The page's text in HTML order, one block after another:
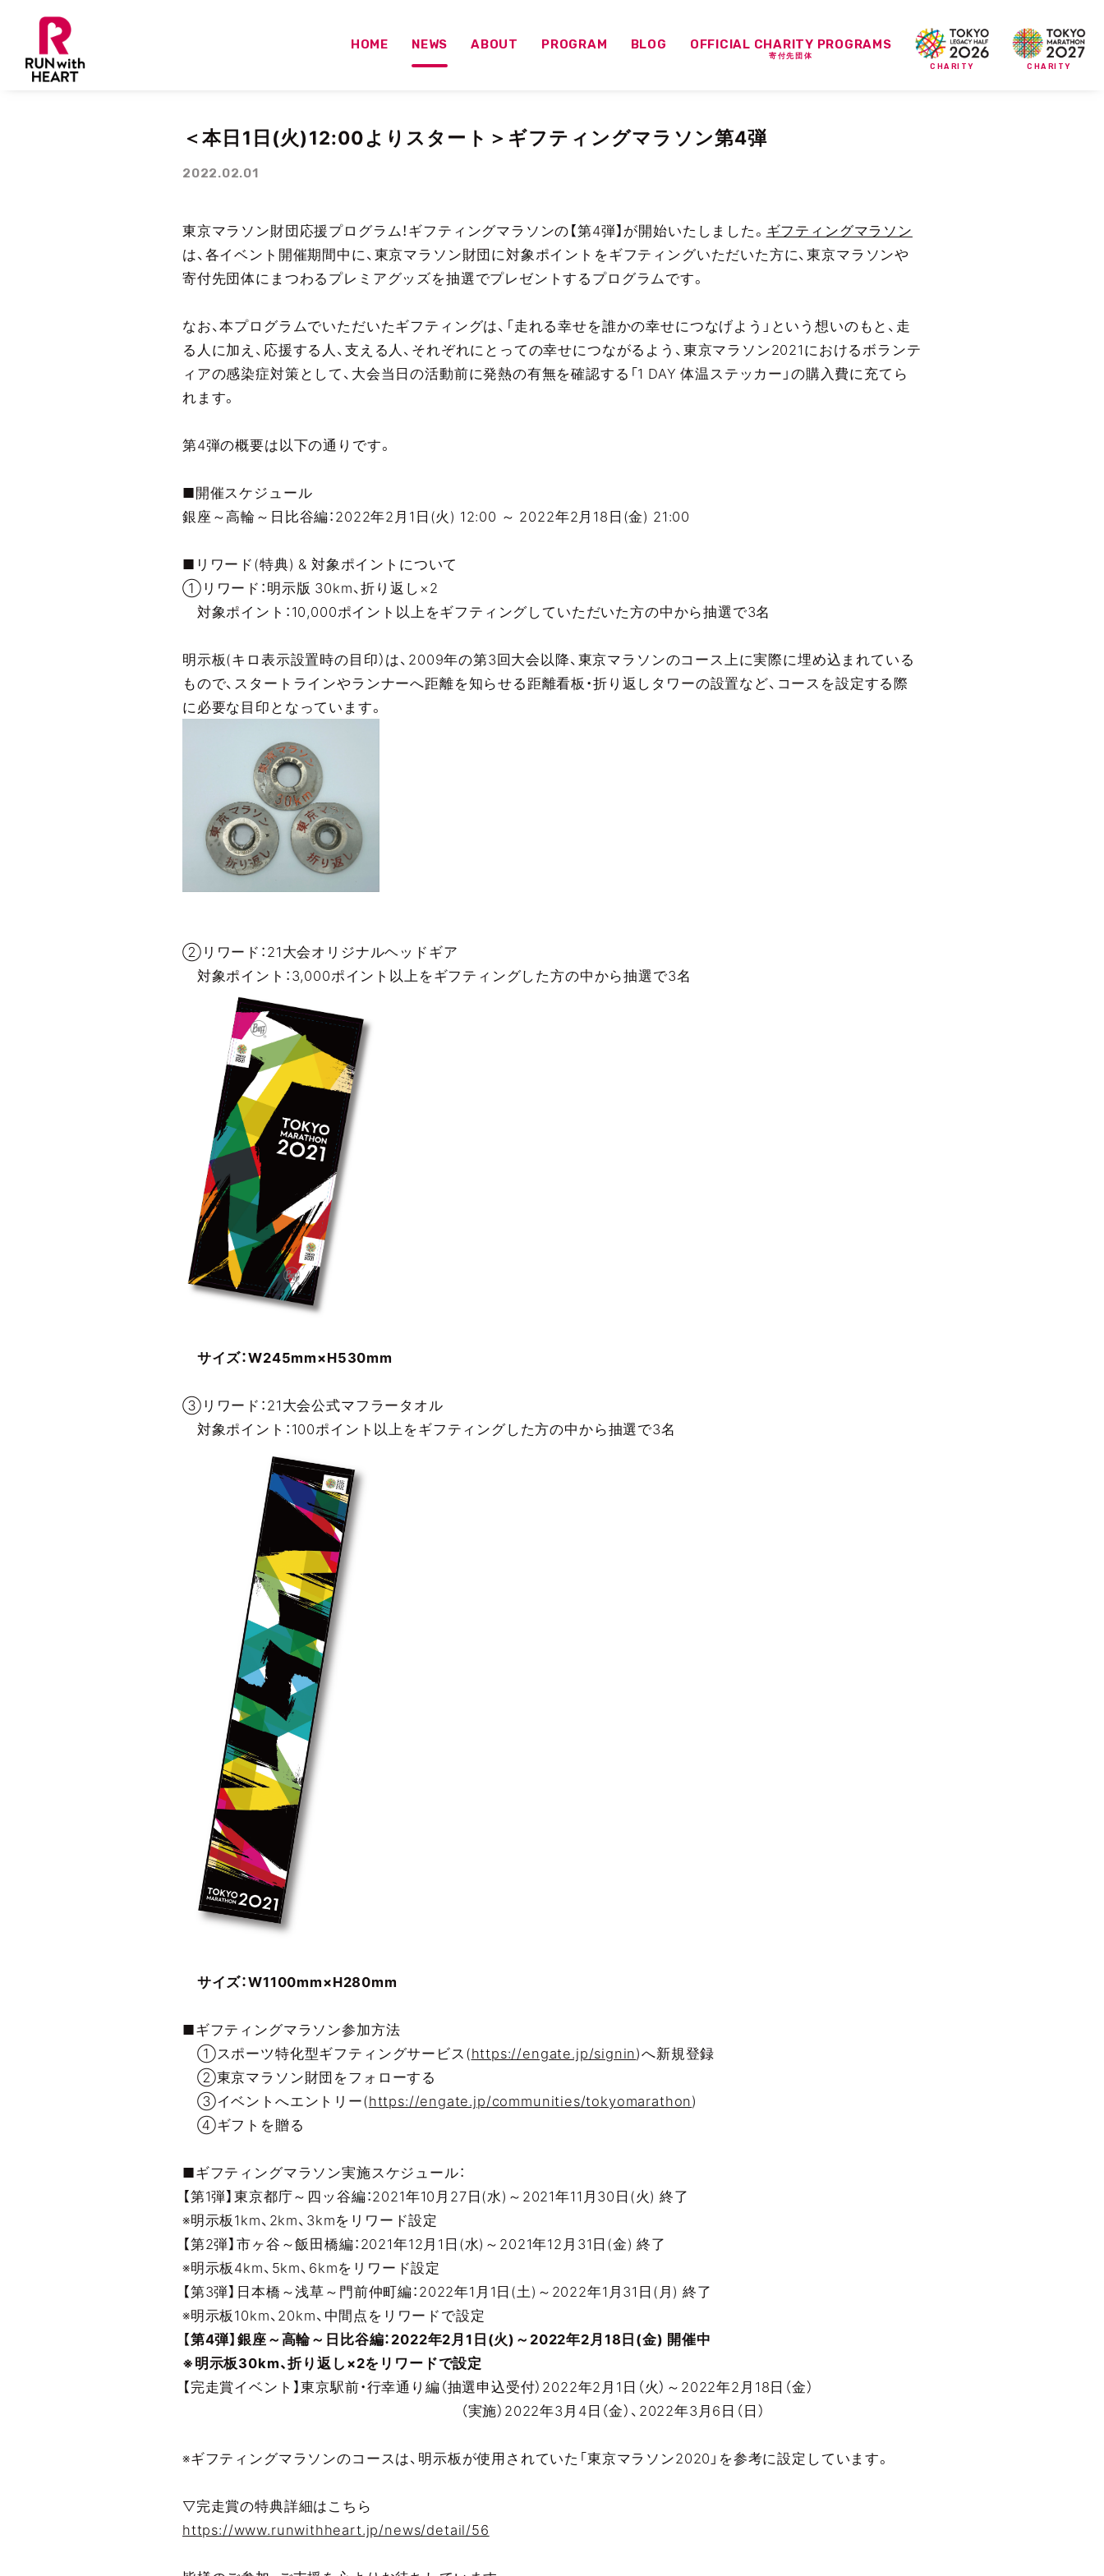
HOME NEWS ABOUT PROGRAM BLOG OFFICIAL CHARITY PROGRAMS
寄付先団体
CHARITY CHARITY
＜本日1日(火)12:00よりスタート＞ギフティングマラソン第4弾
2022.02.01
東京マラソン財団応援プログラム！ギフティングマラソンの【第4弾】が開始いたしました。 ギフティングマラソン
は、各イベント開催期間中に、東京マラソン財団に対象ポイントをギフティングいただいた方に、東京マラソンや
寄付先団体にまつわるプレミアグッズを抽選でプレゼントするプログラムです。
なお、本プログラムでいただいたギフティングは、「走れる幸せを誰かの幸せにつなげよう」という想いのもと、走
る人に加え、応援する人、支える人、それぞれにとっての幸せにつながるよう、東京マラソン2021におけるボランテ
ィアの感染症対策として、大会当日の活動前に発熱の有無を確認する「1 DAY 体温ステッカー」の購入費に充てら
れます。
第4弾の概要は以下の通りです。
■開催スケジュール
銀座～高輪～日比谷編：2022年2月1日(火) 12:00 ～ 2022年2月18日(金) 21:00
■リワード(特典) & 対象ポイントについて
①リワード：明示版 30km、折り返し×2
対象ポイント：10,000ポイント以上をギフティングしていただいた方の中から抽選で3名
明示板(キロ表示設置時の目印）は、2009年の第3回大会以降、東京マラソンのコース上に実際に埋め込まれている
もので、スタートラインやランナーへ距離を知らせる距離看板・折り返しタワーの設置など、コースを設定する際
に必要な目印となっています。
②リワード：21大会オリジナルヘッドギア
対象ポイント：3,000ポイント以上をギフティングした方の中から抽選で3名
サイズ：W245mm×H530mm
③リワード：21大会公式マフラータオル
対象ポイント：100ポイント以上をギフティングした方の中から抽選で3名
サイズ：W1100mm×H280mm
■ギフティングマラソン参加方法
①スポーツ特化型ギフティングサービス(https://engate.jp/signin)へ新規登録
②東京マラソン財団をフォローする
③イベントへエントリー(https://engate.jp/communities/tokyomarathon)
④ギフトを贈る
■ギフティングマラソン実施スケジュール：
【第1弾】東京都庁～四ッ谷編：2021年10月27日(水)～2021年11月30日(火) 終了
※明示板1km、2km、3kmをリワード設定
【第2弾】市ヶ谷～飯田橋編：2021年12月1日(水)～2021年12月31日(金) 終了
※明示板4km、5km、6kmをリワード設定
【第3弾】日本橋～浅草～門前仲町編：2022年1月1日(土)～2022年1月31日(月) 終了
※明示板10km、20km、中間点をリワードで設定
【第4弾】銀座～高輪～日比谷編：2022年2月1日(火)～2022年2月18日(金) 開催中
※明示板30km、折り返し×2をリワードで設定
【完走賞イベント】東京駅前・行幸通り編（抽選申込受付）2022年2月1日（火）～2022年2月18日（金）
（実施）2022年3月4日（金）、2022年3月6日（日）
※ギフティングマラソンのコースは、明示板が使用されていた「東京マラソン2020」を参考に設定しています。
▽完走賞の特典詳細はこちら
https://www.runwithheart.jp/news/detail/56